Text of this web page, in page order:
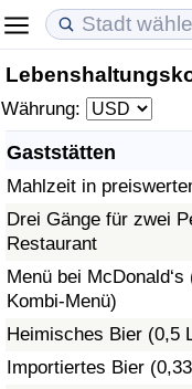
Währung:
Gaststätten
Mahlzeit in
Drei Gänge für zwei
Restaurant
Menü bei
Kombi-Menü)
Heimisches Bier (0,5
Importiertes Bier
in Akaba
Immobilienpreise
Immobilienpreis-
Immobilienpreis-
Immobilienpreis-
Lebensqualität
Lebensqualität-Index
Lebensqualität-
Kriminalität
Kriminalitäts-Index